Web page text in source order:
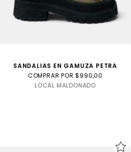
SANDALIAS EN GAMUZA PETRA
COMPRAR POR $990,00
LOCAL MALDONADO